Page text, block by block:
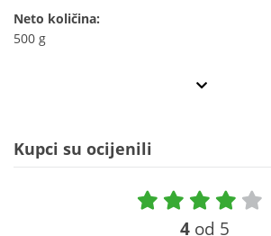
Neto količina:
500 g
Kupci su ocijenili
4 od 5